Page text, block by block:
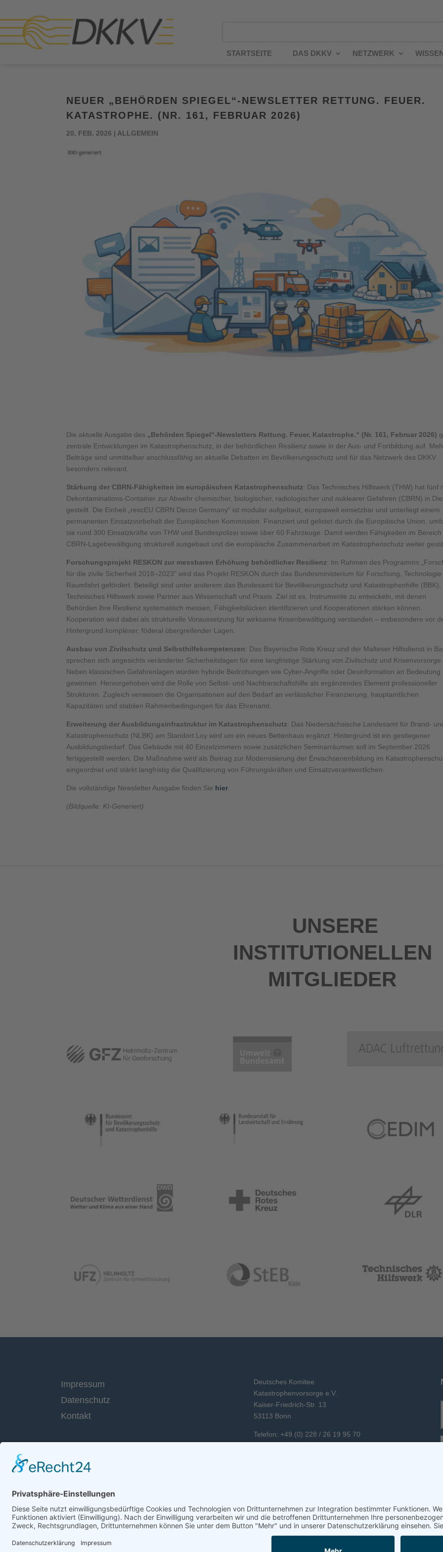
STARTSEITE DAS DKKV NETZWERK
NEUER „BEHÖRDEN SPIEGEL“-NEWSLETTER RETTUNG. FEUER.
KATASTROPHE. (NR. 161, FEBRUAR 2026)
20. FEB. 2026 | ALLGEMEIN
Die aktuelle Ausgabe des „Behörden Spiegel“-Newsletters Rettung. Feuer. Katastrophe.“ (Nr. 161, Februar 2026)
zentrale Entwicklungen im Katastrophenschutz, in der behördlichen Resilienz sowie in der Aus- und Fortbildung auf.
Beiträge sind unmittelbar anschlussfähig an aktuelle Debatten im Bevölkerungsschutz und für das Netzwerk des DKKV
besonders relevant.
Stärkung der CBRN-Fähigkeiten im europäischen Katastrophenschutz: Das Technisches Hilfswerk (THW) hat fünf
Dekontaminations-Container zur Abwehr chemischer, biologischer, radiologischer und nuklearer Gefahren (CBRN) in
gestellt. Die Einheit „rescEU CBRN Decon Germany“ ist modular aufgebaut, europaweit einsetzbar und unterliegt einem
permanenten Einsatzvorbehalt der Europäischen Kommission. Finanziert und gelistet durch die Europäische Union,
sie rund 300 Einsatzkräfte von THW und Bundespolizei sowie über 60 Fahrzeuge. Damit werden Fähigkeiten im Bereich
CBRN-Lagebewältigung strukturell ausgebaut und die europäische Zusammenarbeit im Katastrophenschutz weiter
Forschungsprojekt RESKON zur messbaren Erhöhung behördlicher Resilienz: Im Rahmen des Programms
für die zivile Sicherheit 2018–2023“ wird das Projekt RESKON durch das Bundesministerium für Forschung,
Raumfahrt gefördert. Beteiligt sind unter anderem das Bundesamt für Bevölkerungsschutz und Katastrophenhilfe (BBK),
Technisches Hilfswerk sowie Partner aus Wissenschaft und Praxis. Ziel ist es, Instrumente zu entwickeln, mit denen
Behörden ihre Resilienz systematisch messen, Fähigkeitslücken identifizieren und Kooperationen stärken können.
Kooperation wird dabei als strukturelle Voraussetzung für wirksame Krisenbewältigung verstanden – insbesondere vor
Hintergrund komplexer, föderal übergreifender Lagen.
Ausbau von Zivilschutz und Selbsthilfekompetenzen: Das Bayerische Rote Kreuz und der Malteser Hilfsdienst in
sprechen sich angesichts veränderter Sicherheitslagen für eine langfristige Stärkung von Zivilschutz und Krisenvorsorge
Neben klassischen Gefahrenlagen würden hybride Bedrohungen wie Cyber-Angriffe oder Desinformation an Bedeutung
gewinnen. Hervorgehoben wird die Rolle von Selbst- und Nachbarschaftshilfe als ergänzendes Element professioneller
Strukturen. Zugleich verweisen die Organisationen auf den Bedarf an verlässlicher Finanzierung, hauptamtlichen
Kapazitäten und stabilen Rahmenbedingungen für das Ehrenamt.
Erweiterung der Ausbildungsinfrastruktur im Katastrophenschutz: Das Niedersächsische Landesamt für Brand-
Katastrophenschutz (NLBK) am Standort Loy wird um ein neues Bettenhaus ergänzt. Hintergrund ist ein gestiegener
Ausbildungsbedarf. Das Gebäude mit 40 Einzelzimmern sowie zusätzlichen Seminarräumen soll im September 2026
fertiggestellt werden. Die Maßnahme wird als Beitrag zur Modernisierung der Erwachsenenbildung im
eingeordnet und stärkt langfristig die Qualifizierung von Führungskräften und Einsatzverantwortlichen.
Die vollständige Newsletter Ausgabe finden Sie hier
(Bildquelle: KI-Generiert)
UNSERE
INSTITUTIONELLEN
MITGLIEDER
Impressum
Datenschutz
Kontakt
Deutsches Komitee
Katastrophenvorsorge e.V.
Kaiser-Friedrich-Str. 13
53113 Bonn
Telefon: +49 (0) 228 / 26 19 95 70